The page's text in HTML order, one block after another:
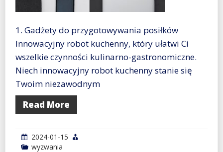
1. Gadżety do przygotowywania posiłków
Innowacyjny robot kuchenny, który ułatwi Ci
wszelkie czynności kulinarno-gastronomiczne.
Niech innowacyjny robot kuchenny stanie się
Twoim niezawodnym
Read More
2024-01-15
wyzwania